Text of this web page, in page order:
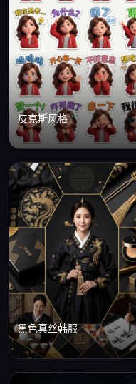
皮克斯风格
黑色真丝韩服